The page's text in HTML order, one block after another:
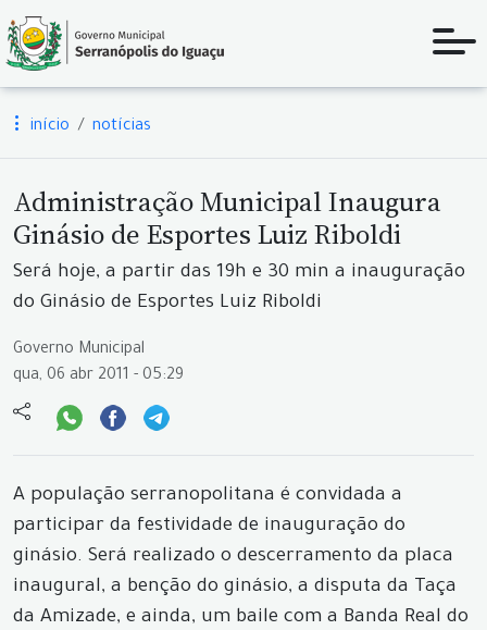
início notícias
Administração Municipal Inaugura
Ginásio de Esportes Luiz Riboldi
Será hoje, a partir das 19h e 30 min a inauguração
do Ginásio de Esportes Luiz Riboldi
Governo Municipal
qua, 06 abr 2011 - 05:29
A população serranopolitana é convidada a
participar da festividade de inauguração do
ginásio. Será realizado o descerramento da placa
inaugural, a benção do ginásio, a disputa da Taça
da Amizade, e ainda, um baile com a Banda Real do